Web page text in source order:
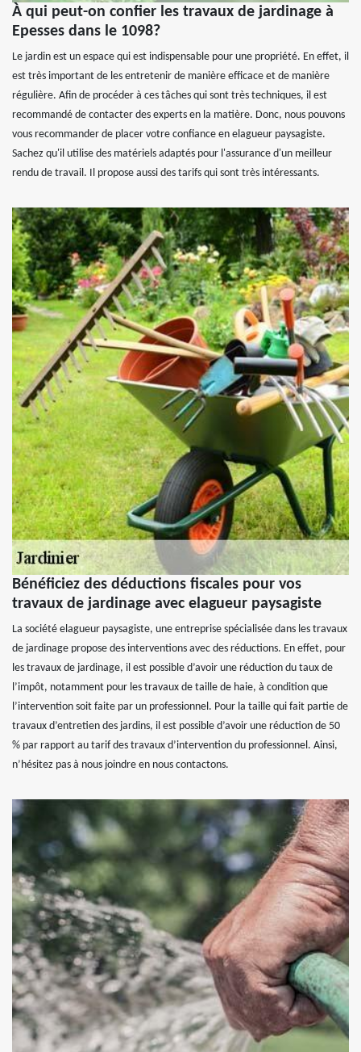
À qui peut-on confier les travaux de jardinage à
Epesses dans le 1098?
Le jardin est un espace qui est indispensable pour une propriété. En effet, il
est très important de les entretenir de manière efficace et de manière
régulière. Afin de procéder à ces tâches qui sont très techniques, il est
recommandé de contacter des experts en la matière. Donc, nous pouvons
vous recommander de placer votre confiance en elagueur paysagiste.
Sachez qu'il utilise des matériels adaptés pour l'assurance d'un meilleur
rendu de travail. Il propose aussi des tarifs qui sont très intéressants.
Bénéficiez des déductions fiscales pour vos
travaux de jardinage avec elagueur paysagiste
La société elagueur paysagiste, une entreprise spécialisée dans les travaux
de jardinage propose des interventions avec des réductions. En effet, pour
les travaux de jardinage, il est possible d’avoir une réduction du taux de
l’impôt, notamment pour les travaux de taille de haie, à condition que
l’intervention soit faite par un professionnel. Pour la taille qui fait partie de
travaux d’entretien des jardins, il est possible d’avoir une réduction de 50
% par rapport au tarif des travaux d’intervention du professionnel. Ainsi,
n’hésitez pas à nous joindre en nous contactons.